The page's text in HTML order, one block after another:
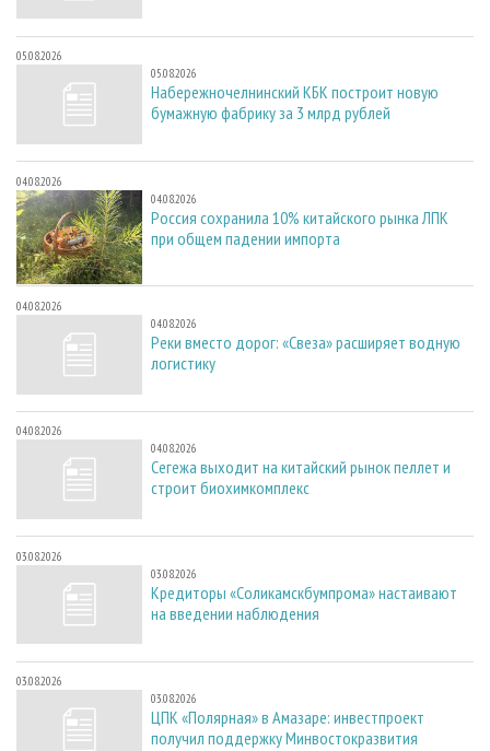
05.08.2026
05.08.2026
Набережночелнинский КБК построит новую
бумажную фабрику за 3 млрд рублей
04.08.2026
04.08.2026
Россия сохранила 10% китайского рынка ЛПК
при общем падении импорта
04.08.2026
04.08.2026
Реки вместо дорог: «Свеза» расширяет водную
логистику
04.08.2026
04.08.2026
Сегежа выходит на китайский рынок пеллет и
строит биохимкомплекс
03.08.2026
03.08.2026
Кредиторы «Соликамскбумпрома» настаивают
на введении наблюдения
03.08.2026
03.08.2026
ЦПК «Полярная» в Амазаре: инвестпроект
получил поддержку Минвостокразвития